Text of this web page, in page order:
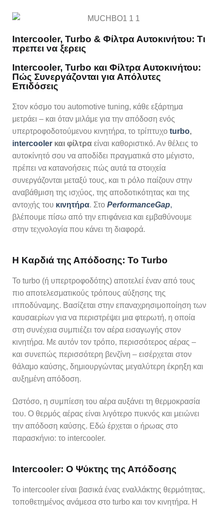
Intercooler, Turbo & Φίλτρα Αυτοκινήτου: Τι
πρεπει να ξερεις
Intercooler, Turbo και Φίλτρα Αυτοκινήτου:
Πώς Συνεργάζονται για Απόλυτες
Επιδόσεις
Στον κόσμο του automotive tuning, κάθε εξάρτημα
μετράει – και όταν μιλάμε για την απόδοση ενός
υπερτροφοδοτούμενου κινητήρα, το τρίπτυχο turbo,
intercooler και φίλτρα είναι καθοριστικό. Αν θέλεις το
αυτοκίνητό σου να αποδίδει πραγματικά στο μέγιστο,
πρέπει να κατανοήσεις πώς αυτά τα στοιχεία
συνεργάζονται μεταξύ τους, και τι ρόλο παίζουν στην
αναβάθμιση της ισχύος, της αποδοτικότητας και της
αντοχής του κινητήρα. Στο PerformanceGap,
βλέπουμε πίσω από την επιφάνεια και εμβαθύνουμε
στην τεχνολογία που κάνει τη διαφορά.
Η Καρδιά της Απόδοσης: Το Turbo
Το turbo (ή υπερτροφοδότης) αποτελεί έναν από τους
πιο αποτελεσματικούς τρόπους αύξησης της
ιπποδύναμης. Βασίζεται στην επαναχρησιμοποίηση των
καυσαερίων για να περιστρέψει μια φτερωτή, η οποία
στη συνέχεια συμπιέζει τον αέρα εισαγωγής στον
κινητήρα. Με αυτόν τον τρόπο, περισσότερος αέρας –
και συνεπώς περισσότερη βενζίνη – εισέρχεται στον
θάλαμο καύσης, δημιουργώντας μεγαλύτερη έκρηξη και
αυξημένη απόδοση.
Ωστόσο, η συμπίεση του αέρα αυξάνει τη θερμοκρασία
του. Ο θερμός αέρας είναι λιγότερο πυκνός και μειώνει
την απόδοση καύσης. Εδώ έρχεται ο ήρωας στο
παρασκήνιο: το intercooler.
Intercooler: Ο Ψύκτης της Απόδοσης
Το intercooler είναι βασικά ένας εναλλάκτης θερμότητας,
τοποθετημένος ανάμεσα στο turbo και τον κινητήρα. Η